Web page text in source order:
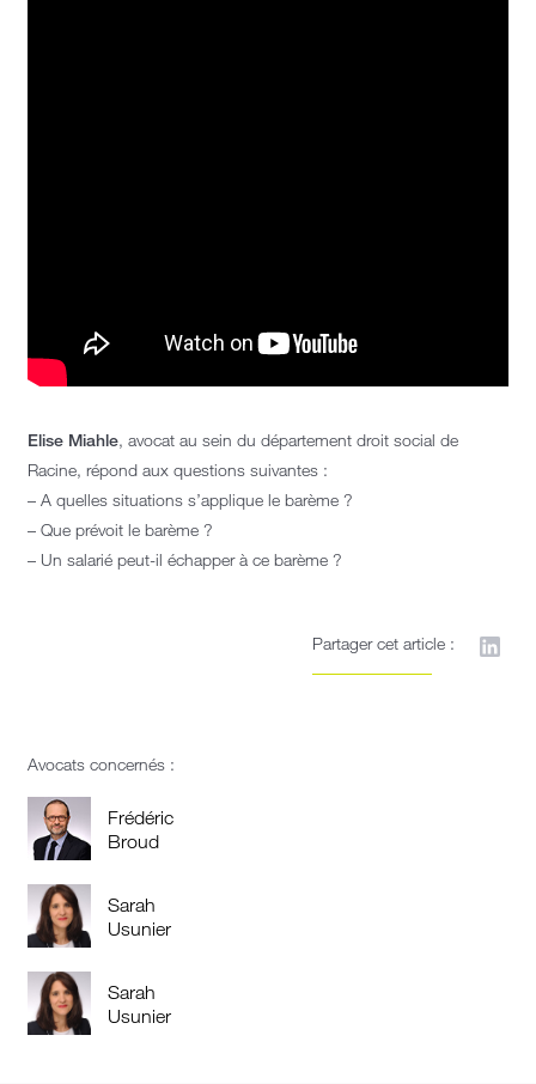
Elise Miahle, avocat au sein du département droit social de
Racine, répond aux questions suivantes :
– A quelles situations s’applique le barème ?
– Que prévoit le barème ?
– Un salarié peut-il échapper à ce barème ?
Partager cet article :
Avocats concernés :
Frédéric
Broud
Sarah
Usunier
Sarah
Usunier